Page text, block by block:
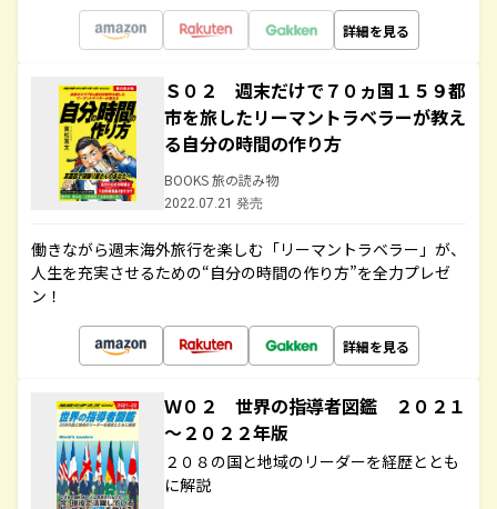
詳細を見る
Ｓ０２ 週末だけで７０ヵ国１５９都
市を旅したリーマントラベラーが教え
る自分の時間の作り方
BOOKS 旅の読み物
2022.07.21 発売
働きながら週末海外旅行を楽しむ「リーマントラベラー」が、
人生を充実させるための“自分の時間の作り方”を全力プレゼ
ン！
詳細を見る
Ｗ０２ 世界の指導者図鑑 ２０２１
～２０２２年版
２０８の国と地域のリーダーを経歴ととも
に解説